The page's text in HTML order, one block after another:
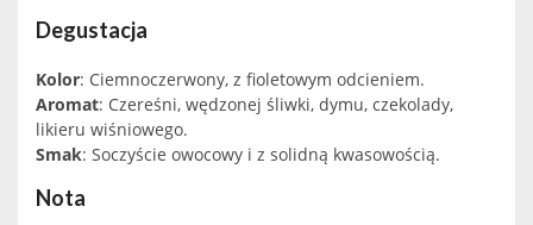
Degustacja
Kolor: Ciemnoczerwony, z fioletowym odcieniem.
Aromat: Czereśni, wędzonej śliwki, dymu, czekolady,
likieru wiśniowego.
Smak: Soczyście owocowy i z solidną kwasowością.
Nota